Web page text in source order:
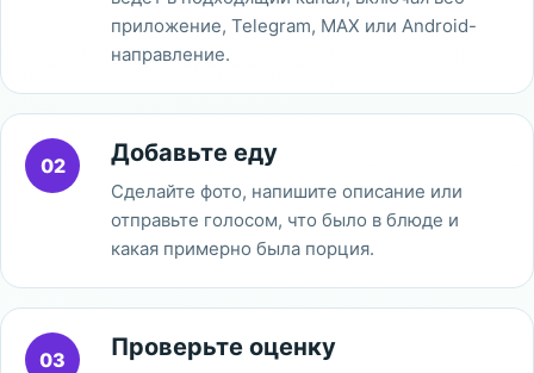
приложение, Telegram, MAX или Android-
направление.
02 Добавьте еду
Сделайте фото, напишите описание или
отправьте голосом, что было в блюде и
какая примерно была порция.
03 Проверьте оценку